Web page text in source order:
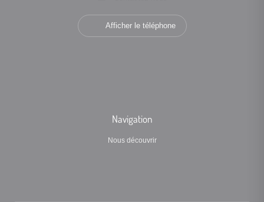
Afficher le téléphone
Navigation
Nous découvrir